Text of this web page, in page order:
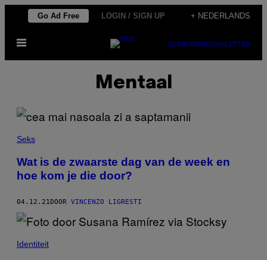
de
Go Ad Free LOGIN / SIGN UP + NEDERLANDS
Open
SUBSCRIBENEWSLETTER
Mentaal
Seks
Wat is de zwaarste dag van de week en
hoe kom je die door?
04.12.21 DOOR VINCENZO LIGRESTI
Identiteit